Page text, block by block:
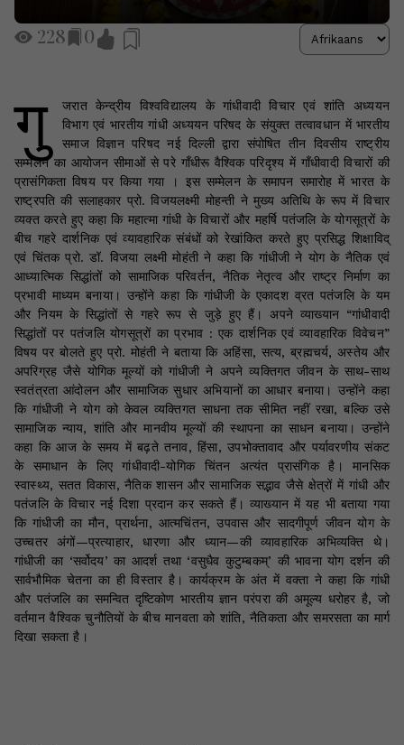
228 0
गु
जरात केन्द्रीय विश्वविद्यालय के गांधीवादी विचार एवं शांति अध्ययन
विभाग एवं भारतीय गांधी अध्ययन परिषद के संयुक्त तत्वावधान में भारतीय
समाज विज्ञान परिषद नई दिल्ली द्वारा संपोषित तीन दिवसीय राष्ट्रीय
सम्मेलन का आयोजन सीमाओं से परे गाँधीरू वैश्विक परिदृश्य में गाँधीवादी विचारों की
प्रासंगिकता विषय पर किया गया । इस सम्मेलन के समापन समारोह में भारत के
राष्ट्रपति की सलाहकार प्रो. विजयलक्ष्मी मोहन्ती ने मुख्य अतिथि के रूप में विचार
व्यक्त करते हुए कहा कि महात्मा गांधी के विचारों और महर्षि पतंजलि के योगसूत्रों के
बीच गहरे दार्शनिक एवं व्यावहारिक संबंधों को रेखांकित करते हुए प्रसिद्ध शिक्षाविद्
एवं चिंतक प्रो. डॉ. विजया लक्ष्मी मोहंती ने कहा कि गांधीजी ने योग के नैतिक एवं
आध्यात्मिक सिद्धांतों को सामाजिक परिवर्तन, नैतिक नेतृत्व और राष्ट्र निर्माण का
प्रभावी माध्यम बनाया। उन्होंने कहा कि गांधीजी के एकादश व्रत पतंजलि के यम
और नियम के सिद्धांतों से गहरे रूप से जुड़े हुए हैं। अपने व्याख्यान “गांधीवादी
सिद्धांतों पर पतंजलि योगसूत्रों का प्रभाव : एक दार्शनिक एवं व्यावहारिक विवेचन”
विषय पर बोलते हुए प्रो. मोहंती ने बताया कि अहिंसा, सत्य, ब्रह्मचर्य, अस्तेय और
अपरिग्रह जैसे योगिक मूल्यों को गांधीजी ने अपने व्यक्तिगत जीवन के साथ-साथ
स्वतंत्रता आंदोलन और सामाजिक सुधार अभियानों का आधार बनाया। उन्होंने कहा
कि गांधीजी ने योग को केवल व्यक्तिगत साधना तक सीमित नहीं रखा, बल्कि उसे
सामाजिक न्याय, शांति और मानवीय मूल्यों की स्थापना का साधन बनाया। उन्होंने
कहा कि आज के समय में बढ़ते तनाव, हिंसा, उपभोक्तावाद और पर्यावरणीय संकट
के समाधान के लिए गांधीवादी-योगिक चिंतन अत्यंत प्रासंगिक है। मानसिक
स्वास्थ्य, सतत विकास, नैतिक शासन और सामाजिक सद्भाव जैसे क्षेत्रों में गांधी और
पतंजलि के विचार नई दिशा प्रदान कर सकते हैं। व्याख्यान में यह भी बताया गया
कि गांधीजी का मौन, प्रार्थना, आत्मचिंतन, उपवास और सादगीपूर्ण जीवन योग के
उच्चतर अंगों—प्रत्याहार, धारणा और ध्यान—की व्यावहारिक अभिव्यक्ति थे।
गांधीजी का ‘सर्वोदय’ का आदर्श तथा ‘वसुधैव कुटुम्बकम्’ की भावना योग दर्शन की
सार्वभौमिक चेतना का ही विस्तार है। कार्यक्रम के अंत में वक्ता ने कहा कि गांधी
और पतंजलि का समन्वित दृष्टिकोण भारतीय ज्ञान परंपरा की अमूल्य धरोहर है, जो
वर्तमान वैश्विक चुनौतियों के बीच मानवता को शांति, नैतिकता और समरसता का मार्ग
दिखा सकता है।